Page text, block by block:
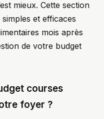
mieux. Cette section
et efficaces
mois après
de votre budget
courses
foyer ?